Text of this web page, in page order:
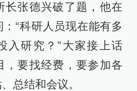
长张德兴破了题，他在
“科研人员现在能有多
入研究？”大家接上话
，要找经费，要参加各
总结和会议。